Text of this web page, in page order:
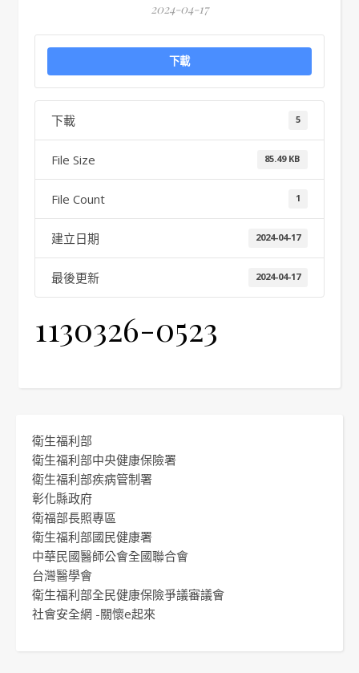
2024-04-17
下載
下載 5
File Size 85.49 KB
File Count 1
建立日期 2024-04-17
最後更新 2024-04-17
1130326-0523
衛生福利部
衛生福利部中央健康保險署
衛生福利部疾病管制署
彰化縣政府
衛福部長照專區
衛生福利部國民健康署
中華民國醫師公會全國聯合會
台灣醫學會
衛生福利部全民健康保險爭議審議會
社會安全網 -關懷e起來